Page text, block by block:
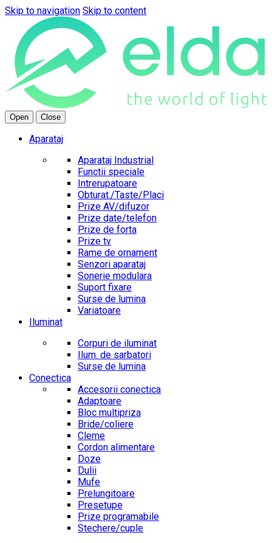
Skip to navigation Skip to content
Open Close
Aparataj
Aparataj Industrial
Functii speciale
Intrerupatoare
Obturat./Taste/Placi
Prize AV/difuzor
Prize date/telefon
Prize de forta
Prize tv
Rame de ornament
Senzori aparataj
Sonerie modulara
Suport fixare
Surse de lumina
Variatoare
Iluminat
Corpuri de iluminat
Ilum. de sarbatori
Surse de lumina
Conectica
Accesorii conectica
Adaptoare
Bloc multipriza
Bride/coliere
Cleme
Cordon alimentare
Doze
Dulii
Mufe
Prelungitoare
Presetupe
Prize programabile
Stechere/cuple